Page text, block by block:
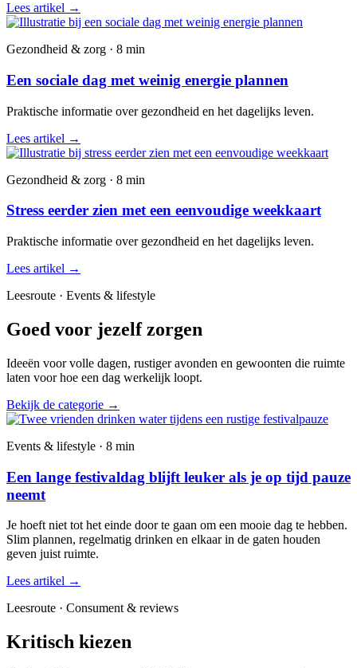
Lees artikel →
Gezondheid & zorg · 8 min
Een sociale dag met weinig energie plannen
Praktische informatie over gezondheid en het dagelijks leven.
Lees artikel →
Gezondheid & zorg · 8 min
Stress eerder zien met een eenvoudige weekkaart
Praktische informatie over gezondheid en het dagelijks leven.
Lees artikel →
Leesroute · Events & lifestyle
Goed voor jezelf zorgen
Ideeën voor volle dagen, rustiger avonden en gewoonten die ruimte
laten voor hoe een dag werkelijk loopt.
Bekijk de categorie →
Events & lifestyle · 8 min
Een lange festivaldag blijft leuker als je op tijd pauze
neemt
Je hoeft niet tot het einde door te gaan om een mooie dag te hebben.
Slim plannen, regelmatig drinken en elkaar in de gaten houden
geven juist ruimte.
Lees artikel →
Leesroute · Consument & reviews
Kritisch kiezen